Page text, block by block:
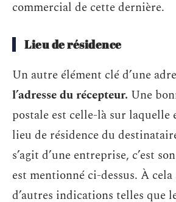
commercial de cette dernière.
Lieu de résidence
Un autre élément clé d’une
l’adresse du récepteur. Une
postale est celle-là sur laquelle
lieu de résidence du
s’agit d’une entreprise, c’est
est mentionné ci-dessus. À cela
d’autres indications telles que